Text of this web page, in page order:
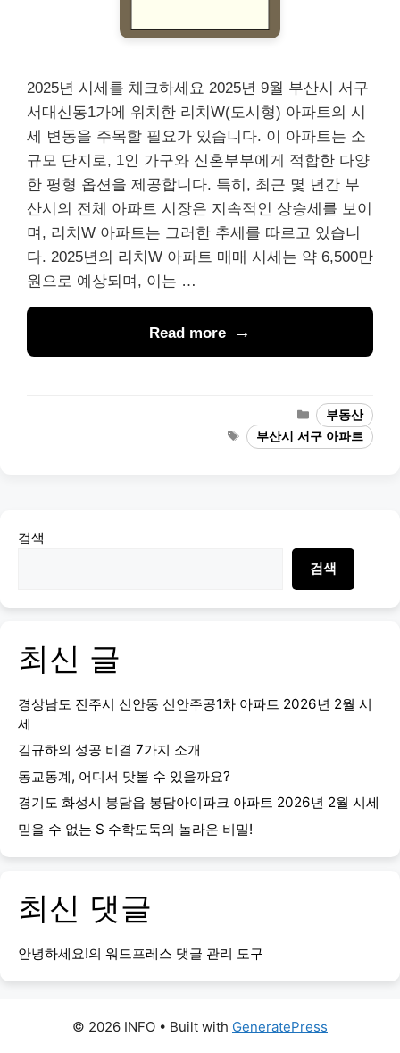
2025년 시세를 체크하세요 2025년 9월 부산시 서구
서대신동1가에 위치한 리치W(도시형) 아파트의 시
세 변동을 주목할 필요가 있습니다. 이 아파트는 소
규모 단지로, 1인 가구와 신혼부부에게 적합한 다양
한 평형 옵션을 제공합니다. 특히, 최근 몇 년간 부
산시의 전체 아파트 시장은 지속적인 상승세를 보이
며, 리치W 아파트는 그러한 추세를 따르고 있습니
다. 2025년의 리치W 아파트 매매 시세는 약 6,500만
원으로 예상되며, 이는 …
Read more
Categories
부동산
Tags부산시 서구 아파트
검색
검색
최신 글
경상남도 진주시 신안동 신안주공1차 아파트 2026년 2월 시
세
김규하의 성공 비결 7가지 소개
동교동계, 어디서 맛볼 수 있을까요?
경기도 화성시 봉담읍 봉담아이파크 아파트 2026년 2월 시세
믿을 수 없는 S 수학도둑의 놀라운 비밀!
최신 댓글
안녕하세요!의 워드프레스 댓글 관리 도구
© 2026 INFO • Built with GeneratePress